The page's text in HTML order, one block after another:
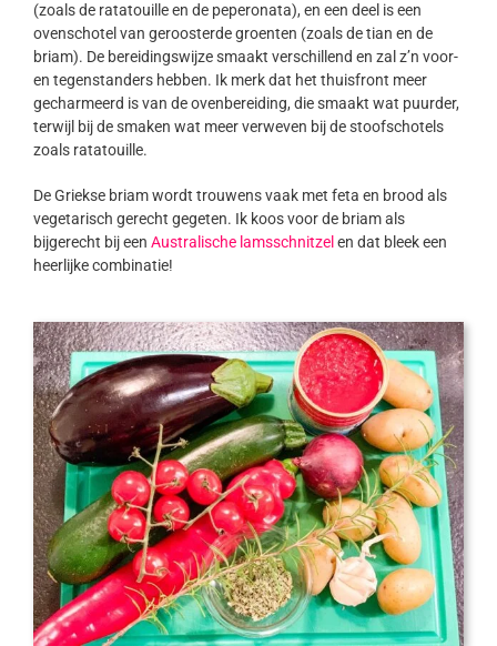
(zoals de ratatouille en de peperonata), en een deel is een
ovenschotel van geroosterde groenten (zoals de tian en de
briam). De bereidingswijze smaakt verschillend en zal z’n voor-
en tegenstanders hebben. Ik merk dat het thuisfront meer
gecharmeerd is van de ovenbereiding, die smaakt wat puurder,
terwijl bij de smaken wat meer verweven bij de stoofschotels
zoals ratatouille.
De Griekse briam wordt trouwens vaak met feta en brood als
vegetarisch gerecht gegeten. Ik koos voor de briam als
bijgerecht bij een Australische lamsschnitzel en dat bleek een
heerlijke combinatie!